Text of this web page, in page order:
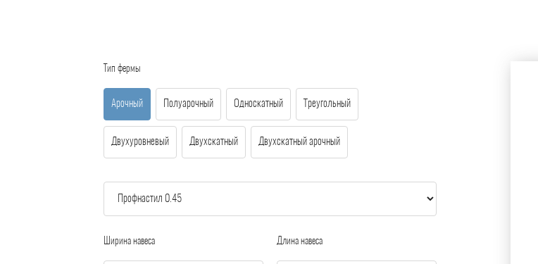
Тип фермы
Арочный Полуарочный Односкатный Треугольный
Двухуровневый Двухскатный Двухскатный арочный
Ширина навеса Длина навеса